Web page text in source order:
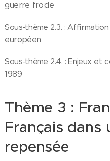
guerre froide
Sous-thème 2.3. :
européen
Sous-thème 2.4. : Enjeux et
1989
Thème 3 :
Français dans
repensée